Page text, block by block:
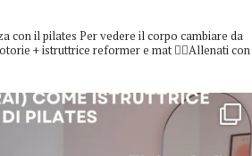
con il pilates Per vedere il corpo cambiare da
+ istruttrice reformer e mat 👇🏻Allenati con